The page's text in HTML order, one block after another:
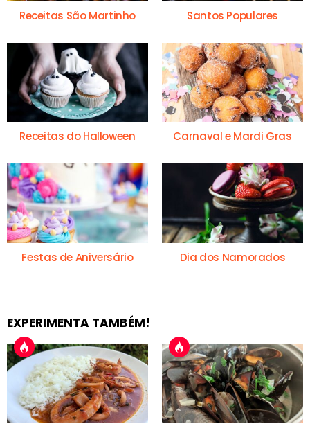
Receitas São Martinho Santos Populares
Receitas do Halloween Carnaval e Mardi Gras
Festas de Aniversário Dia dos Namorados
EXPERIMENTA TAMBÉM!